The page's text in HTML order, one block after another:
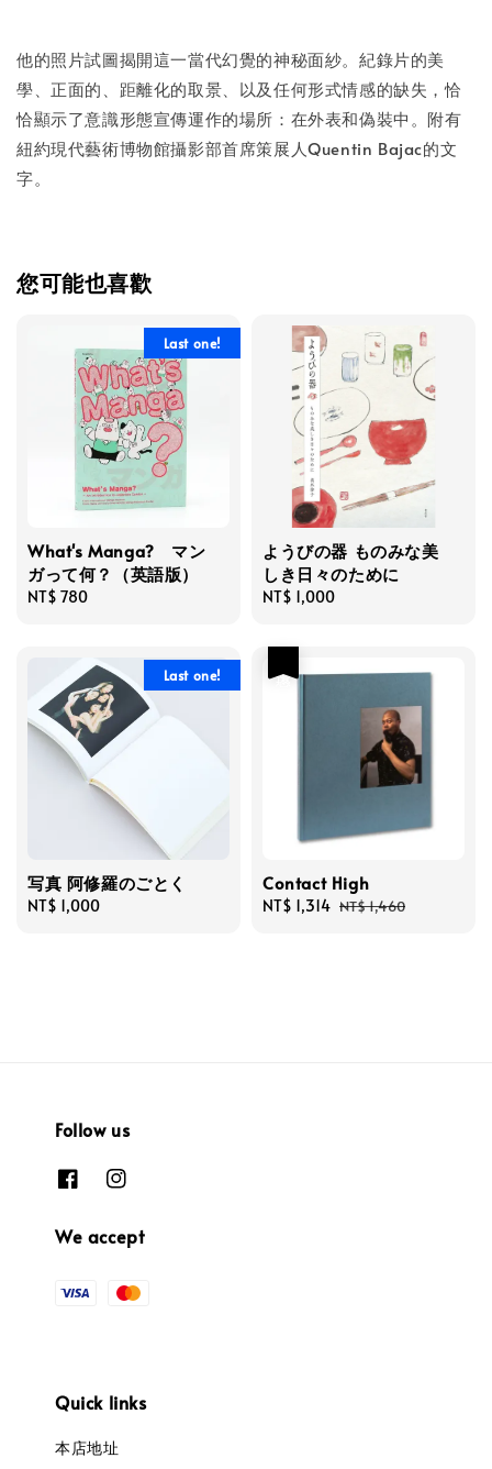
他的照片試圖揭開這一當代幻覺的神秘面紗。紀錄片的美
學、正面的、距離化的取景、以及任何形式情感的缺失，恰
恰顯示了意識形態宣傳運作的場所：在外表和偽裝中。附有
紐約現代藝術博物館攝影部首席策展人Quentin Bajac的文
字。
您可能也喜歡
Last one!
What's Manga? マン
ガって何？（英語版）
Regular
NT$ 780
ようびの器 ものみな美
しき日々のために
Regular
NT$ 1,000
Last one!
写真 阿修羅のごとく
Regular
NT$ 1,000
Contact High
Sale
NT$ 1,314 Regular
NT$ 1,460
Follow us
We accept
Quick links
本店地址